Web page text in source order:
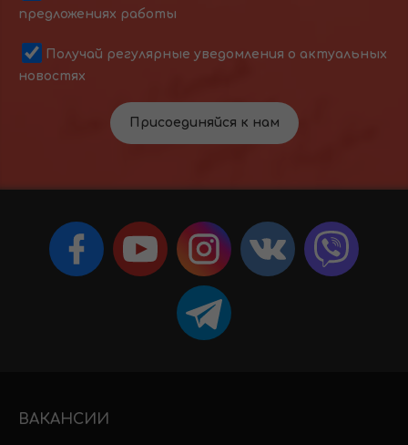
предложениях работы
Получай регулярные уведомления о актуальных
новостях
Присоединяйся к нам
ВАКАНСИИ